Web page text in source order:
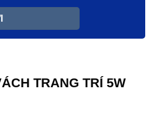
TRANG TRÍ 5W